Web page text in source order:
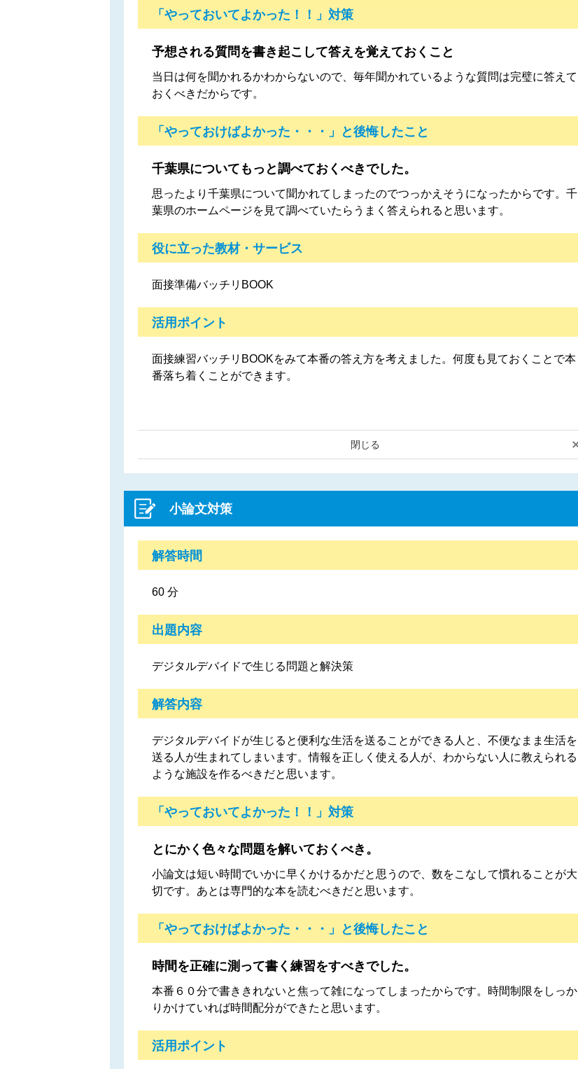
「やっておいてよかった！！」対策
予想される質問を書き起こして答えを覚えておくこと
当日は何を聞かれるかわからないので、毎年聞かれているような質問は完璧に答えて
おくべきだからです。
「やっておけばよかった・・・」と後悔したこと
千葉県についてもっと調べておくべきでした。
思ったより千葉県について聞かれてしまったのでつっかえそうになったからです。千
葉県のホームページを見て調べていたらうまく答えられると思います。
役に立った教材・サービス
面接準備バッチリBOOK
活用ポイント
面接練習バッチリBOOKをみて本番の答え方を考えました。何度も見ておくことで本
番落ち着くことができます。
閉じる
小論文対策
解答時間
60 分
出題内容
デジタルデバイドで生じる問題と解決策
解答内容
デジタルデバイドが生じると便利な生活を送ることができる人と、不便なまま生活を
送る人が生まれてしまいます。情報を正しく使える人が、わからない人に教えられる
ような施設を作るべきだと思います。
「やっておいてよかった！！」対策
とにかく色々な問題を解いておくべき。
小論文は短い時間でいかに早くかけるかだと思うので、数をこなして慣れることが大
切です。あとは専門的な本を読むべきだと思います。
「やっておけばよかった・・・」と後悔したこと
時間を正確に測って書く練習をすべきでした。
本番６０分で書ききれないと焦って雑になってしまったからです。時間制限をしっか
りかけていれば時間配分ができたと思います。
活用ポイント